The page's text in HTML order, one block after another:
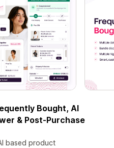
Bought, AI
& Post-Purchase
based product